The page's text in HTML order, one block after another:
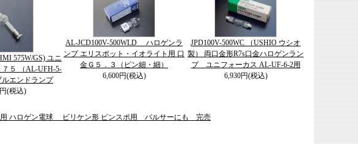
575W/GS) ユニ
５ （AL-UFH-5-
エンドランプ
(税込)
AL-JCD100V-500WLD ハロゲンラ
ンプ エリスポット・イオライト用 口
金Ｇ５．３（ピン細・細）
6,600円(税込)
JPD100V-500WC （USHIO ウシオ
製） 両口金形R7s口金ハロゲンラン
プ ユニフォーカス AL-UF-6-2用
6,930円(税込)
ハロゲン電球 ビリケン形 ピンスポ用 パルサーにも 完売